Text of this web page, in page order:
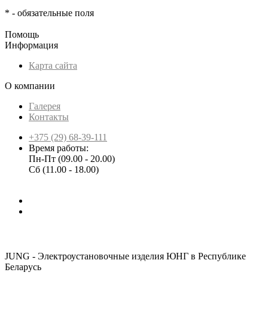
* - обязательные поля
Помощь
Информация
Карта сайта
О компании
Галерея
Контакты
+375 (29) 68-39-111
Время работы:
Пн-Пт (09.00 - 20.00)
Сб (11.00 - 18.00)
JUNG - Электроустановочные изделия ЮНГ в Республике
Беларусь